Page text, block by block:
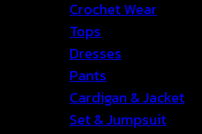
Crochet Wear
Tops
Dresses
Pants
Cardigan & Jacket
Set & Jumpsuit